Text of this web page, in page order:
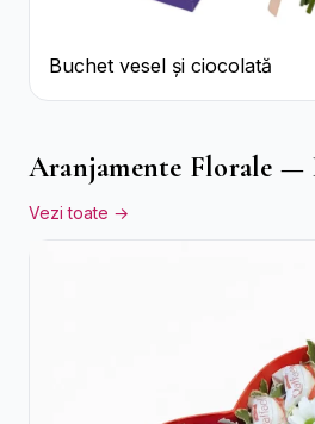
Buchet vesel și ciocolată
Aranjamente Florale —
Vezi toate →